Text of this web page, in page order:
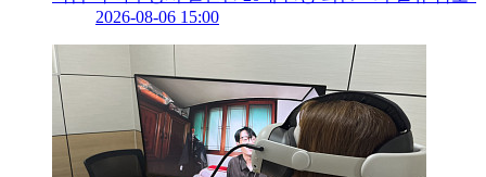
2026-08-06 15:00